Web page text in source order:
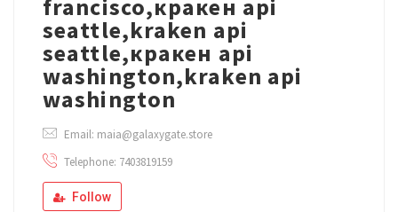
francisco,кракен api
seattle,kraken api
seattle,кракен api
washington,kraken api
washington
Email: maia@galaxygate.store
Telephone: 7403819159
Follow